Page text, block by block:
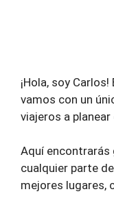
¡Hola, soy
vamos con un
viajeros a
Aquí encontrarás
cualquier parte
mejores lugares,